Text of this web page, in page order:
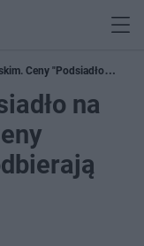
Ceny "Podsiadło
na